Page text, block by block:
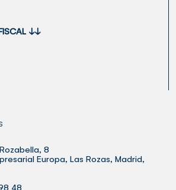
↓↓
8
Europa, Las Rozas, Madrid,
48